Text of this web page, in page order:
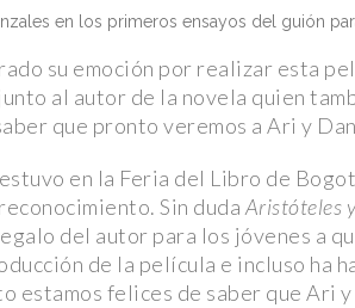
en los primeros ensayos del guión
su emoción por realizar esta
al autor de la novela quien
que pronto veremos a Ari y
en la Feria del Libro de
Sin duda Aristóteles
del autor para los jóvenes a
de la película e incluso ha
estamos felices de saber que Ari